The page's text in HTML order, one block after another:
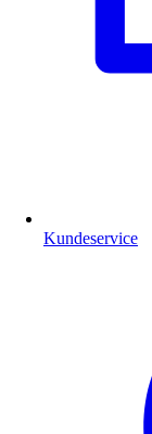
Kundeservice